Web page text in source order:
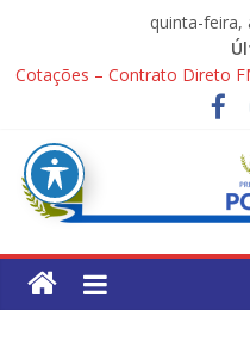
quinta-feira,
Cotações – Contrato Direto
PONTOS TURÍSTICOS DE
Processo Seletivo
Municipal
1ª Festa dos Pais
Processo Seletivo
Pref.